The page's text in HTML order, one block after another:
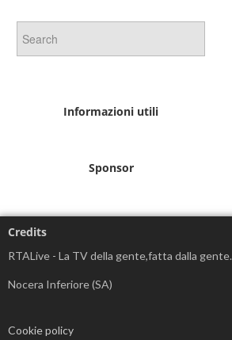
Informazioni utili
Sponsor
Credits
RTALive - La TV della gente,fatta dalla gente.
Nocera Inferiore (SA)
Cookie policy